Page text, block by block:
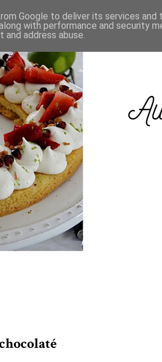
Google to deliver its services and
with performance and security
address abuse.